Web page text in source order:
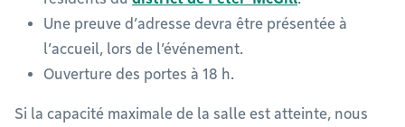
Une preuve d’adresse devra être présentée à
l’accueil, lors de l’événement.
Ouverture des portes à 18 h.
Si la capacité maximale de la salle est atteinte, nous